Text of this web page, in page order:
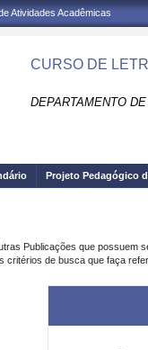
Atividades Acadêmicas
CURSO DE
DEPARTAMENTO
Projeto Pedagógico
Publicações que possuem
critérios de busca que faça